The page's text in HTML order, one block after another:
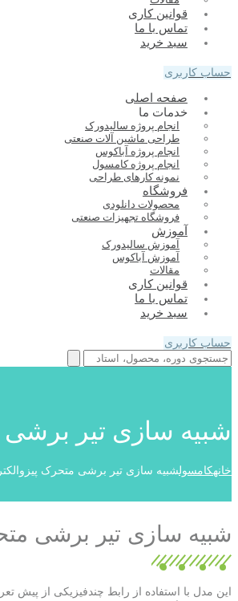
قوانین کاری
تماس با ما
سبد خرید
حساب کاربری
صفحه اصلی
خدمات ما
انجام پروژه سالیدورک
طراحی ماشین آلات صنعتی
انجام پروژه آباکوس
انجام پروژه کامسول
نمونه کارهای طراحی
فروشگاه
محصولات دانلودی
فروشگاه تجهیزات صنعتی
آموزش
آموزش سالیدورک
آموزش آباکوس
مقالات
قوانین کاری
تماس با ما
سبد خرید
حساب کاربری
شبیه سازی تیر برشی
خانهکامسولشبیه سازی تیر برشی متحرک
شبیه سازی تیر برشی